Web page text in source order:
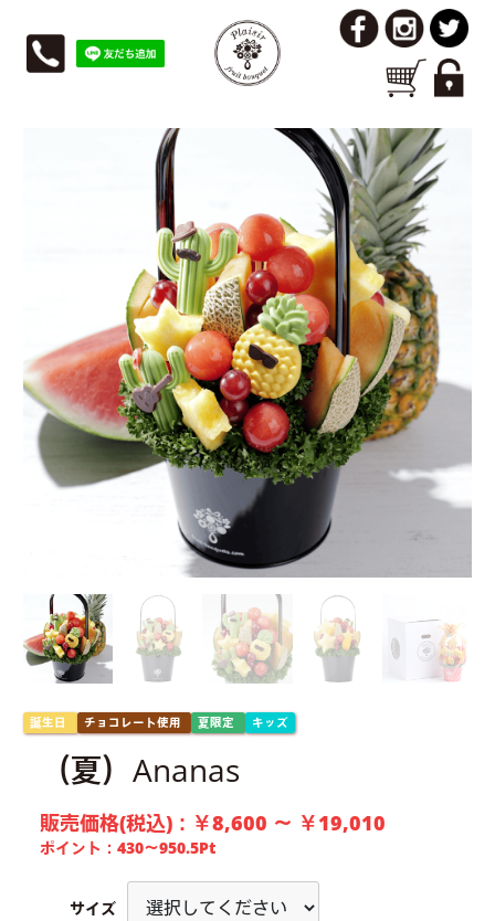
誕生日 チョコレート使用 夏限定 キッズ
（夏）Ananas
販売価格(税込)： ￥8,600 ～ ￥19,010
ポイント： 430〜950.5Pt
サイズ